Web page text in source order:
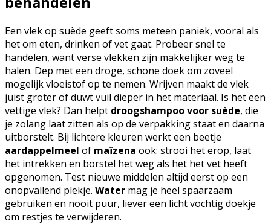
Een vlek op suède geeft soms meteen paniek, vooral als
het om eten, drinken of vet gaat. Probeer snel te
handelen, want verse vlekken zijn makkelijker weg te
halen. Dep met een droge, schone doek om zoveel
mogelijk vloeistof op te nemen. Wrijven maakt de vlek
juist groter of duwt vuil dieper in het materiaal. Is het een
vettige vlek? Dan helpt droogshampoo voor suède, die
je zolang laat zitten als op de verpakking staat en daarna
uitborstelt. Bij lichtere kleuren werkt een beetje
aardappelmeel of maïzena ook: strooi het erop, laat
het intrekken en borstel het weg als het het vet heeft
opgenomen. Test nieuwe middelen altijd eerst op een
onopvallend plekje. Water mag je heel spaarzaam
gebruiken en nooit puur, liever een licht vochtig doekje
om restjes te verwijderen.